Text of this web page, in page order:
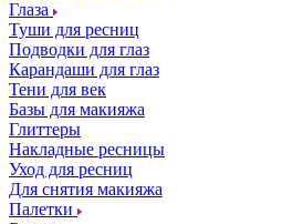
Глаза
Туши для ресниц
Подводки для глаз
Карандаши для глаз
Тени для век
Базы для макияжа
Глиттеры
Накладные ресницы
Уход для ресниц
Для снятия макияжа
Палетки